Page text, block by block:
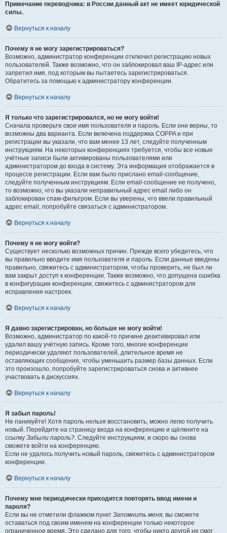
Примечание переводчика: в России данный акт не имеет юридической
силы..
Вернуться к началу
Почему я не могу зарегистрироваться?
Возможно, администратор конференции отключил регистрацию новых
пользователей. Также возможно, что он заблокировал ваш IP-адрес или
запретил имя, под которым вы пытаетесь зарегистрироваться.
Обратитесь за помощью к администратору конференции.
Вернуться к началу
Я только что зарегистрировался, но не могу войти!
Сначала проверьте свои имя пользователя и пароль. Если они верны, то
возможны два варианта. Если включена поддержка COPPA и при
регистрации вы указали, что вам менее 13 лет, следуйте полученным
инструкциям. На некоторых конференциях требуется, чтобы все новые
учётные записи были активированы пользователями или
администратором до входа в систему. Эта информация отображается в
процессе регистрации. Если вам было прислано email-сообщение,
следуйте полученным инструкциям. Если email-сообщение не получено,
то возможно, что вы указали неправильный адрес email либо он
заблокирован спам-фильтром. Если вы уверены, что ввели правильный
адрес email, попробуйте связаться с администратором.
Вернуться к началу
Почему я не могу войти?
Существует несколько возможных причин. Прежде всего убедитесь, что
вы правильно вводите имя пользователя и пароль. Если данные введены
правильно, свяжитесь с администратором, чтобы проверить, не был ли
вам закрыт доступ к конференции. Также возможно, что допущена ошибка
в конфигурации конференции, свяжитесь с администратором для
исправления настроек.
Вернуться к началу
Я давно зарегистрирован, но больше не могу войти!
Возможно, администратор по какой-то причине деактивировал или
удалил вашу учётную запись. Кроме того, многие конференции
периодически удаляют пользователей, длительное время не
оставляющих сообщения, чтобы уменьшить размер базы данных. Если
это произошло, попробуйте зарегистрироваться снова и активнее
участвовать в дискуссиях.
Вернуться к началу
Я забыл пароль!
Не паникуйте! Хотя пароль нельзя восстановить, можно легко получить
новый. Перейдите на страницу входа на конференцию и щёлкните на
ссылку Забыли пароль?. Следуйте инструкциям, и скоро вы снова
сможете войти на конференцию.
Если не удалось получить новый пароль, свяжитесь с администратором
конференции.
Вернуться к началу
Почему мне периодически приходится повторять ввод имени и
пароля?
Если вы не отметили флажком пункт Запомнить меня, вы сможете
оставаться под своим именем на конференции только некоторое
ограниченное время. Это сделано для того, чтобы никто другой не смог